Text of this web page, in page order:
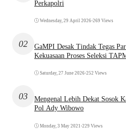
Perkapolri
Wednesday, 29 April 2026•269 Views
02
GaMPI Desak Tindak Tegas
Kekuasaan Proses Seleksi
Saturday, 27 June 2026•252 Views
03
Mengenal Lebih Dekat Sosok
Pol Ady Wibowo
Monday, 3 May 2021 •229 Views